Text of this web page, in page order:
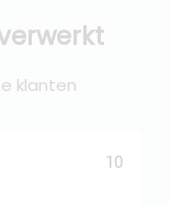
klanten
10